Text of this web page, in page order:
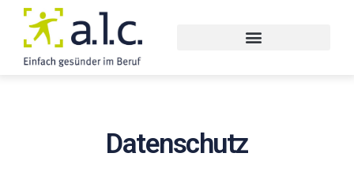
Datenschutz